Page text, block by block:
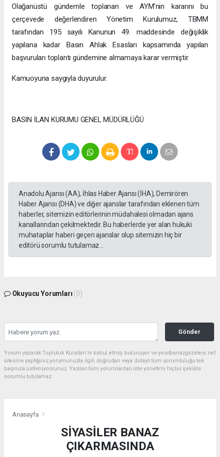
Olağanüstü gündemle toplanan ve AYM’nin kararını bu
çerçevede değerlendiren Yönetim Kurulumuz, TBMM
tarafından 195 sayılı Kanunun 49. maddesinde değişiklik
yapılana kadar Basın Ahlak Esasları kapsamında yapılan
başvuruları toplantı gündemine almamaya karar vermiştir.
Kamuoyuna saygıyla duyurulur.
BASIN İLAN KURUMU GENEL MÜDÜRLÜĞÜ
Anadolu Ajansı (AA), İhlas Haber Ajansı (İHA), Demirören
Haber Ajansı (DHA) ve diğer ajanslar tarafından eklenen tüm
haberler, sitemizin editörlerinin müdahalesi olmadan ajans
kanallarından çekilmektedir. Bu haberlerde yer alan hukuki
muhataplar haberi geçen ajanslar olup sitemizin hiç bir
editörü sorumlu tutulamaz...
Okuyucu Yorumları (0)
Gönder
Yorum yazarak Topluluk Kuralları’nı kabul etmiş bulunuyor ve yesilbanazgazetesi.net
sitesine yaptığınız yorumunuzla ilgili doğrudan veya dolaylı tüm sorumluluğu tek
başınıza üstleniyorsunuz. Yazılan tüm yorumlardan site yönetimi hiçbir şekilde
sorumlu tutulamaz.
Anasayfa
SİYASİLER BANAZ
ÇIKARMASINDA